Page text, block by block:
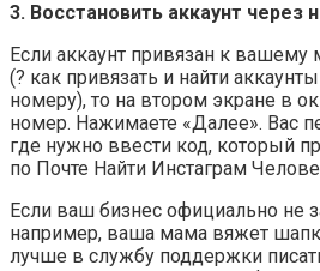
3. Восстановить аккаунт через
Если аккаунт привязан к
(? как привязать и найти
номеру), то на втором экране в
номер. Нажимаете «Далее». Вас
где нужно ввести код, который
по Почте Найти Инстаграм
Если ваш бизнес официально не
например, ваша мама вяжет
лучше в службу поддержки